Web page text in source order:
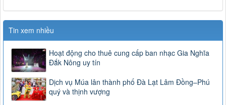
Tin xem nhiều
Hoạt động cho thuê cung cấp ban nhạc Gia Nghĩa
Đắk Nông uy tín
Dịch vụ Múa lân thành phố Đà Lạt Lâm Đồng–Phú
quý và thịnh vượng